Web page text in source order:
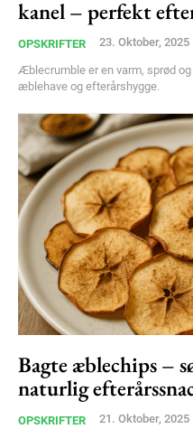
Gratis
Etiam est nibh, lobortis
Praesent euismod ac
Ut mollis pellentesque
Nullam eu erat
Donec quis est ac felis
Orci varius natoque dolor
Member full
kanel – perfekt
OPSKRIFTER 23. Oktober, 2025
Æblecrumble er en varm, sprød
æblehave og efterårshygge.
Bagte æblechips –
naturlig
OPSKRIFTER 21. Oktober, 2025